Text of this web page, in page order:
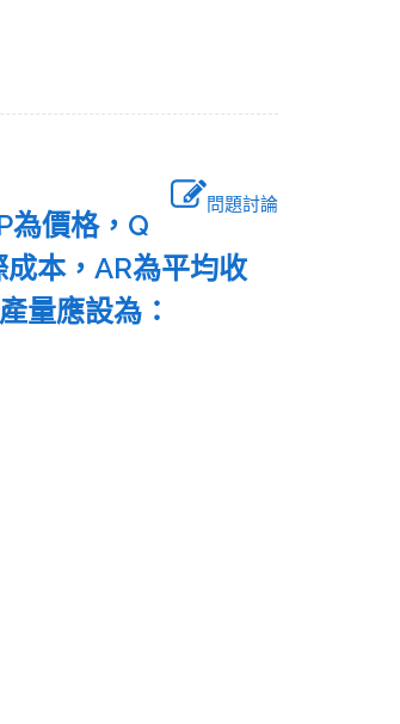
問題討論
為價格，Q
本，AR為平均收
量應設為：